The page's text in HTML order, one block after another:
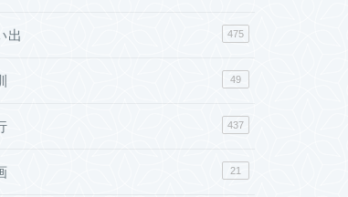
出 475
49
437
21